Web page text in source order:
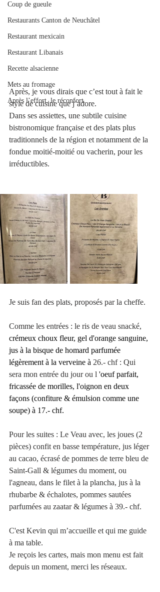
Coup de gueule
Restaurants Canton de Neuchâtel
Restaurant mexicain
Restaurant Libanais
Recette alsacienne
Mets au fromage
Après l’effort, le réconfort.
Après, je vous dirais que c’est tout à fait le
style de cuisine que j’adore.
Dans ses assiettes, une subtile cuisine
bistronomique française et des plats plus
traditionnels de la région et notamment de la
fondue moitié-moitié ou vacherin, pour les
irréductibles.
Je suis fan des plats, proposés par la cheffe.
Comme les entrées : le ris de veau snacké,
crémeux choux fleur, gel d'orange sanguine,
jus à la bisque de homard parfumée
légèrement à la verveine à 26.- chf : Qui
sera mon entrée du jour ou l 'oeuf parfait,
fricassée de morilles, l'oignon en deux
façons (confiture & émulsion comme une
soupe) à 17.- chf.
Pour les suites : Le Veau avec, les joues (2
pièces) confit en basse température, jus léger
au cacao, écrasé de pommes de terre bleu de
Saint-Gall & légumes du moment, ou
l'agneau, dans le filet à la plancha, jus à la
rhubarbe & échalotes, pommes sautées
parfumées au zaatar & légumes à 39.- chf.
C'est Kevin qui m’accueille et qui me guide
à ma table.
Je reçois les cartes, mais mon menu est fait
depuis un moment, merci les réseaux.